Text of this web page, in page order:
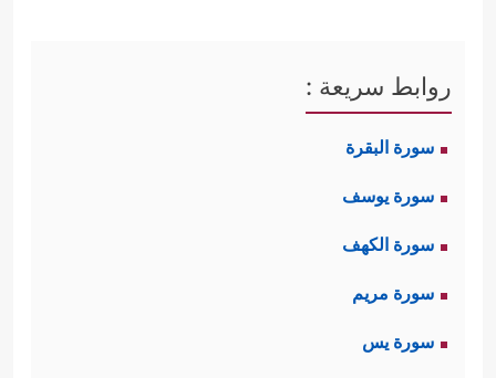
روابط سريعة :
سورة البقرة
سورة يوسف
سورة الكهف
سورة مريم
سورة يس